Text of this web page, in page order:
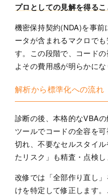
プロとしての見解を得るこ
機密保持契約(NDA)を事
ータが含まれるマクロで
す。この段階で、コード
よその費用感が明らかにな
解析から標準化への流れ
診断の後、本格的なVBA
ツールでコードの全容を
切れ、不要なセルスタイ
たリスク」も精査・点検し
改修では「全部作り直し
けを特定して修正します